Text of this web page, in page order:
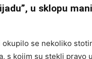
u sklopu
se nekoliko
s kojim su stekli pravo